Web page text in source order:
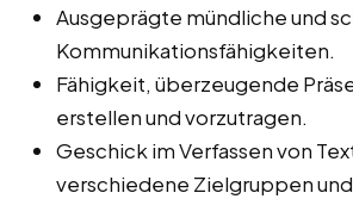
Ausgeprägte mündliche und
Kommunikationsfähigkeiten.
Fähigkeit, überzeugende
erstellen und vorzutragen.
Geschick im Verfassen von
verschiedene Zielgruppen